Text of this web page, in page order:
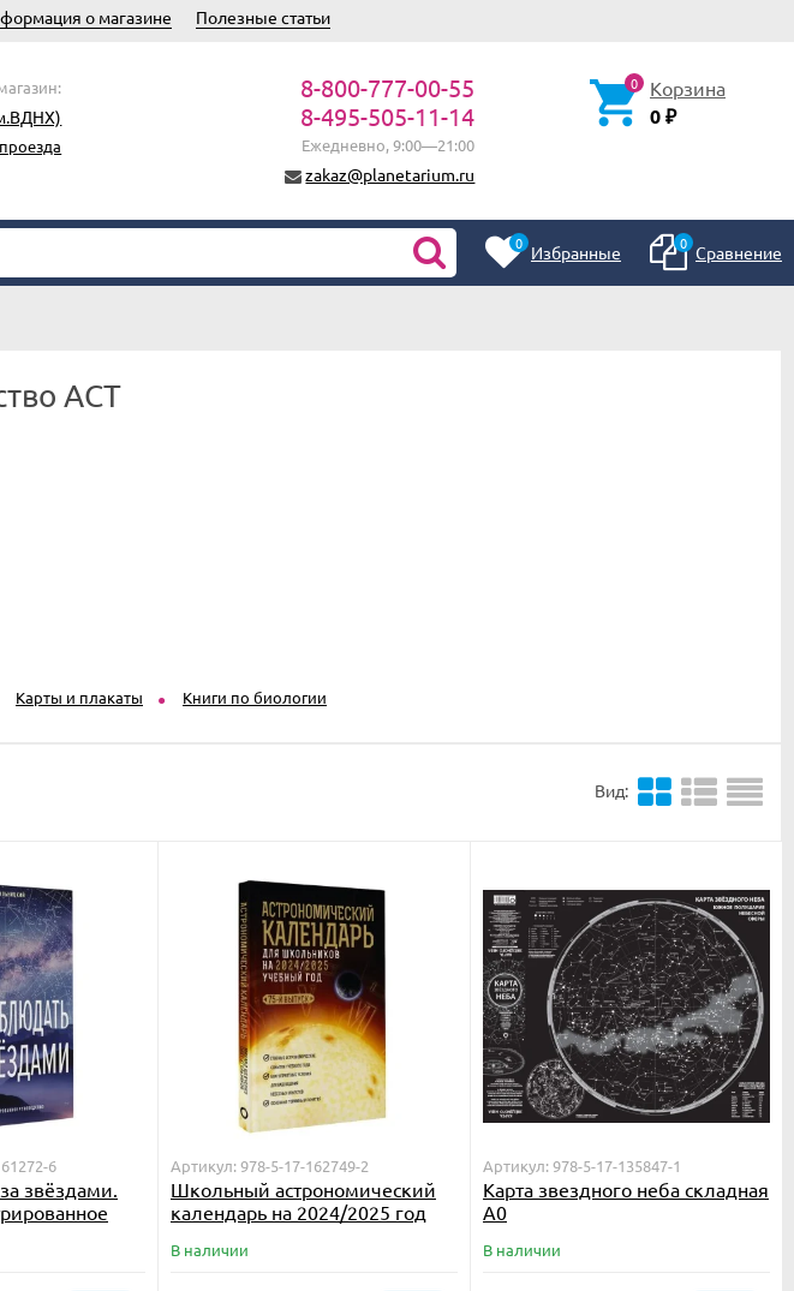
о магазине Полезные статьи
8-800-777-00-55
8-495-505-11-14
Ежедневно, 9:00—21:00
zakaz@planetarium.ru
0 Корзина
0 ₽
0 Избранные 0 Сравнение
АСТ
Карты и плакаты Книги по биологии
Вид:
6
звёздами.
Артикул: 978-5-17-162749-2
Школьный астрономический
календарь на 2024/2025 год
В наличии
Артикул: 978-5-17-135847-1
Карта звездного неба складная
A0
В наличии